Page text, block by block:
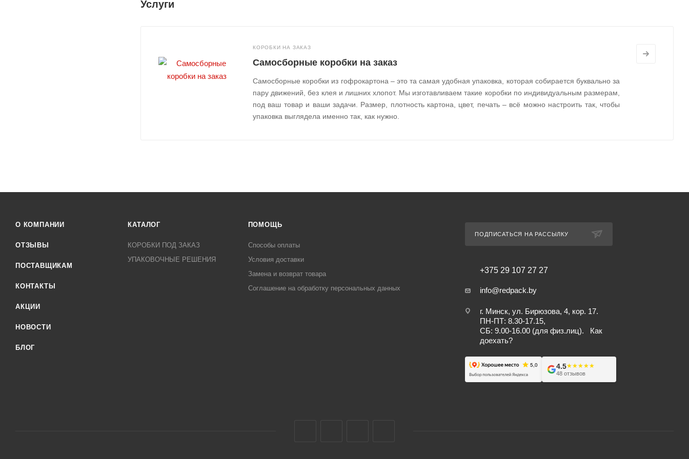
Услуги
КОРОБКИ НА ЗАКАЗ
Самосборные коробки на заказ
Самосборные коробки из гофрокартона – это та самая удобная упаковка, которая собирается буквально за
пару движений, без клея и лишних хлопот. Мы изготавливаем такие коробки по индивидуальным размерам,
под ваш товар и ваши задачи. Размер, плотность картона, цвет, печать – всё можно настроить так, чтобы
упаковка выглядела именно так, как нужно.
О КОМПАНИИ
ОТЗЫВЫ
ПОСТАВЩИКАМ
КОНТАКТЫ
АКЦИИ
НОВОСТИ
БЛОГ
КАТАЛОГ
КОРОБКИ ПОД ЗАКАЗ
УПАКОВОЧНЫЕ РЕШЕНИЯ
ПОМОЩЬ
Способы оплаты
Условия доставки
Замена и возврат товара
Соглашение на обработку персональных данных
ПОДПИСАТЬСЯ НА РАССЫЛКУ
+375 29 107 27 27
info@redpack.by
г. Минск, ул. Бирюзова, 4, кор. 17.
ПН-ПТ: 8.30-17.15,
СБ: 9.00-16.00 (для физ.лиц). Как
доехать?
4.5★★★★★
★★★★★
48 отзывов